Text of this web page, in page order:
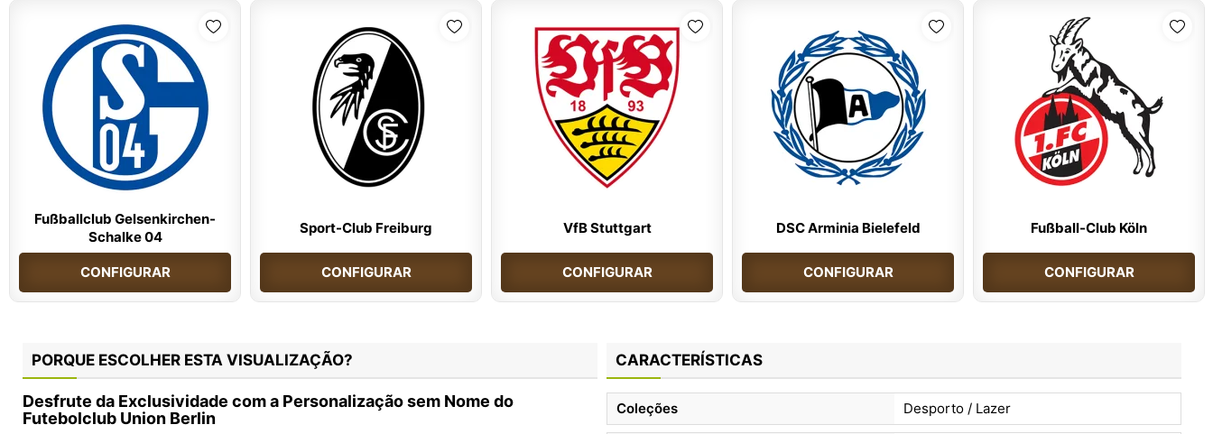
Fußballclub Gelsenkirchen-
Schalke 04
CONFIGURAR
Sport-Club Freiburg
CONFIGURAR
VfB Stuttgart
CONFIGURAR
DSC Arminia Bielefeld
CONFIGURAR
Fußball-Club Köln
CONFIGURAR
PORQUE ESCOLHER ESTA VISUALIZAÇÃO?
Desfrute da Exclusividade com a Personalização sem Nome do
Futebolclub Union Berlin
CARACTERÍSTICAS
Coleções Desporto / Lazer